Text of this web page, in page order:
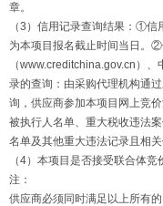
章。
（3）信用记录查询结果：①
为本项目报名截止时间当日。
（www.creditchina.gov.cn）
录的查询：由采购代理机构通
询，供应商参加本项目网上竞
被执行人名单、重大税收违法
名单及其他重大违法记录且相
（4）本项目是否接受联合体竞
注：
供应商必须同时满足以上所有